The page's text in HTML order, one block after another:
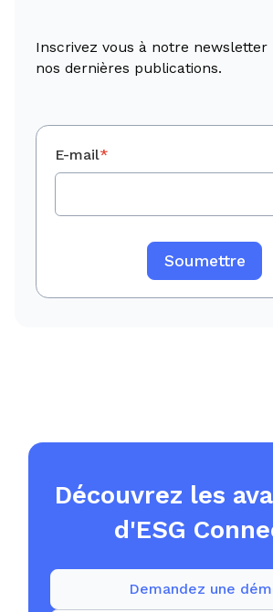
Inscrivez vous à notre
nos dernières publications.
E-mail*
Découvrez les
d'ESG
Demandez une